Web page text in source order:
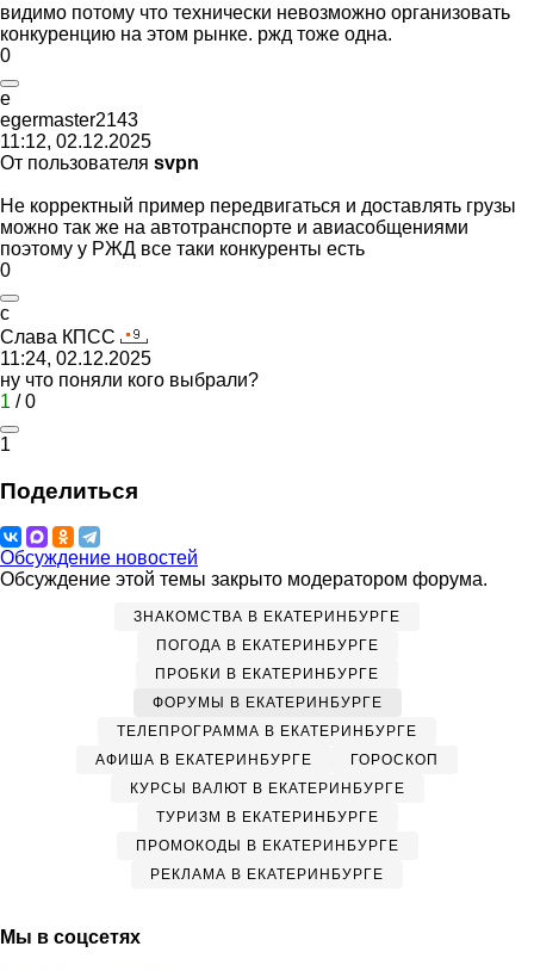
видимо потому что технически невозможно организовать
конкуренцию на этом рынке. ржд тоже одна.
0
e
egermaster2143
11:12, 02.12.2025
От пользователя svpn
Не корректный пример передвигаться и доставлять грузы
можно так же на автотранспорте и авиасобщениями
поэтому у РЖД все таки конкуренты есть
0
с
Слава КПСС
11:24, 02.12.2025
ну что поняли кого выбрали?
1 /0
1
Поделиться
Обсуждение новостей
Обсуждение этой темы закрыто модератором форума.
ЗНАКОМСТВА В ЕКАТЕРИНБУРГЕ
ПОГОДА В ЕКАТЕРИНБУРГЕ
ПРОБКИ В ЕКАТЕРИНБУРГЕ
ФОРУМЫ В ЕКАТЕРИНБУРГЕ
ТЕЛЕПРОГРАММА В ЕКАТЕРИНБУРГЕ
АФИША В ЕКАТЕРИНБУРГЕ
ГОРОСКОП
КУРСЫ ВАЛЮТ В ЕКАТЕРИНБУРГЕ
ТУРИЗМ В ЕКАТЕРИНБУРГЕ
ПРОМОКОДЫ В ЕКАТЕРИНБУРГЕ
РЕКЛАМА В ЕКАТЕРИНБУРГЕ
Мы в соцсетях